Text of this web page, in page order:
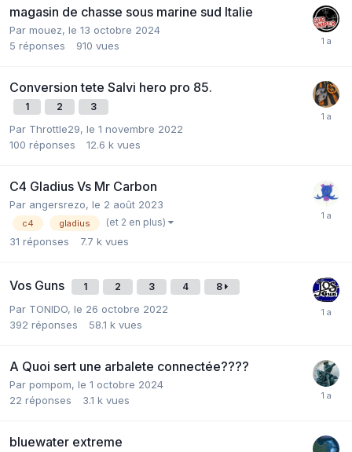
magasin de chasse sous marine sud Italie
Par mouez, le 13 octobre 2024
5 réponses 910 vues
Conversion tete Salvi hero pro 85.
1 2 3
Par Throttle29, le 1 novembre 2022
100 réponses 12.6 k vues
C4 Gladius Vs Mr Carbon
Par angersrezo, le 2 août 2023
c4 gladius (et 2 en plus)
31 réponses 7.7 k vues
Vos Guns 1 2 3 4 8
Par TONIDO, le 26 octobre 2022
392 réponses 58.1 k vues
A Quoi sert une arbalete connectée????
Par pompom, le 1 octobre 2024
22 réponses 3.1 k vues
bluewater extreme